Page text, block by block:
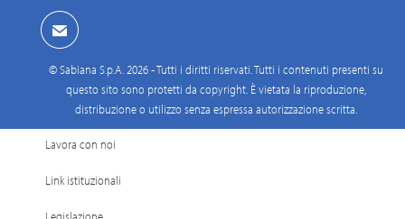
© Sabiana S.p.A. 2026 - Tutti i diritti riservati. Tutti i contenuti presenti su
questo sito sono protetti da copyright. È vietata la riproduzione,
distribuzione o utilizzo senza espressa autorizzazione scritta.
Lavora con noi
Link istituzionali